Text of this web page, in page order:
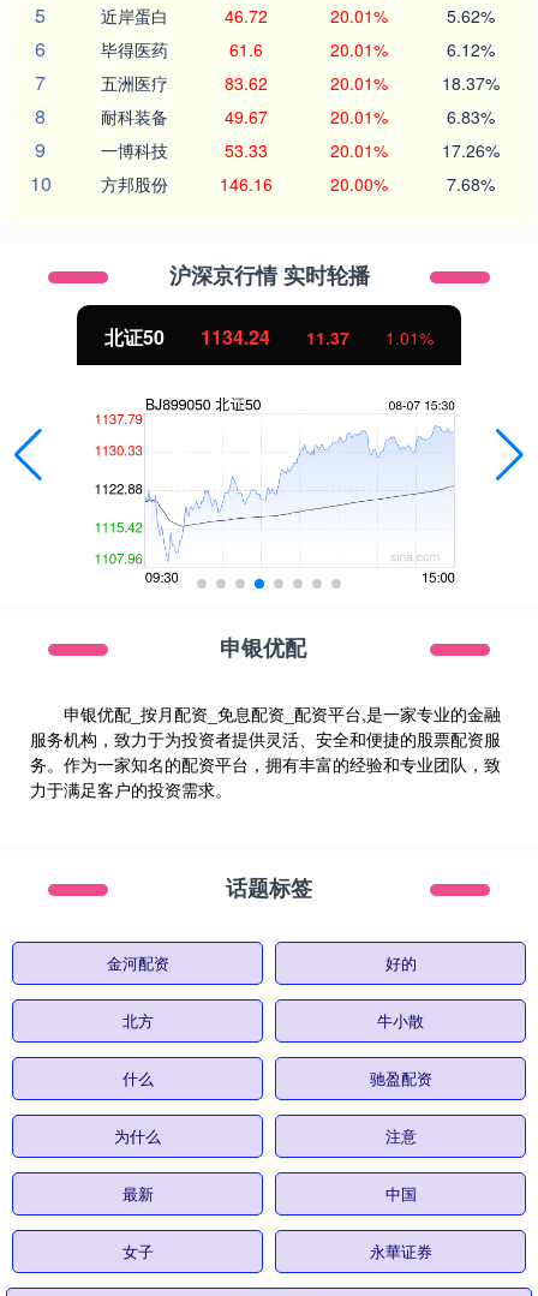
5 近岸蛋白 46.72 20.01% 5.62%
6 毕得医药 61.6 20.01% 6.12%
7 五洲医疗 83.62 20.01% 18.37%
8 耐科装备 49.67 20.01% 6.83%
9 一博科技 53.33 20.01% 17.26%
10 方邦股份 146.16 20.00% 7.68%
沪深京行情 实时轮播
北证50 1134.24 11.37 1.01%
申银优配
申银优配_按月配资_免息配资_配资平台,是一家专业的金融
服务机构，致力于为投资者提供灵活、安全和便捷的股票配资服
务。作为一家知名的配资平台，拥有丰富的经验和专业团队，致
力于满足客户的投资需求。
话题标签
金河配资 好的
北方 牛小散
什么 驰盈配资
为什么 注意
最新 中国
女子 永華证券